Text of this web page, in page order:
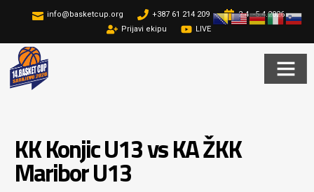
info@basketcup.org +387 61 214 209
2.4. -5.4.2026
Prijavi ekipu
LIVE
KK Konjic U13 vs KA ŽKK
Maribor U13